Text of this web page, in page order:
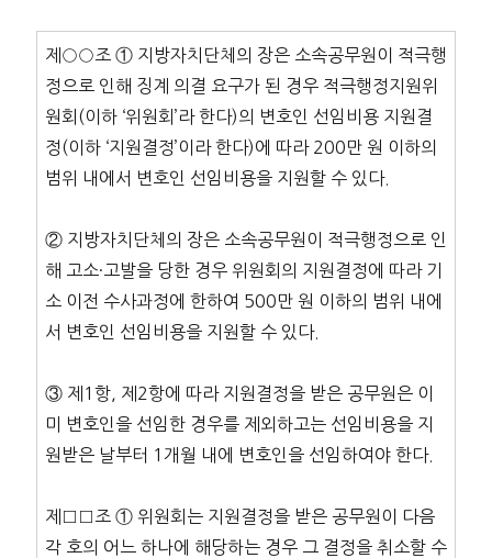
제○○조 ① 지방자치단체의 장은 소속공무원이 적극행
정으로 인해 징계 의결 요구가 된 경우 적극행정지원위
원회(이하 ‘위원회’라 한다)의 변호인 선임비용 지원결
정(이하 ‘지원결정’이라 한다)에 따라 200만 원 이하의
범위 내에서 변호인 선임비용을 지원할 수 있다.
② 지방자치단체의 장은 소속공무원이 적극행정으로 인
해 고소·고발을 당한 경우 위원회의 지원결정에 따라 기
소 이전 수사과정에 한하여 500만 원 이하의 범위 내에
서 변호인 선임비용을 지원할 수 있다.
③ 제1항, 제2항에 따라 지원결정을 받은 공무원은 이
미 변호인을 선임한 경우를 제외하고는 선임비용을 지
원받은 날부터 1개월 내에 변호인을 선임하여야 한다.
제□□조 ① 위원회는 지원결정을 받은 공무원이 다음
각 호의 어느 하나에 해당하는 경우 그 결정을 취소할 수